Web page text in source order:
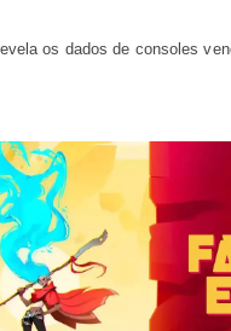
os dados de consoles